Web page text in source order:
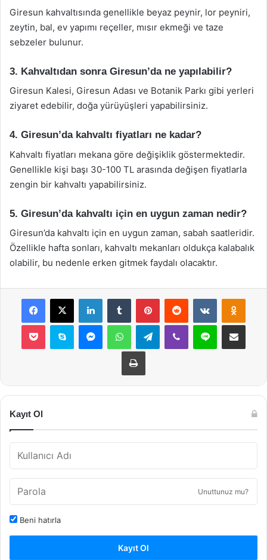
Giresun kahvaltısında genellikle beyaz peynir, lor peyniri,
zeytin, bal, ev yapımı reçeller, mısır ekmeği ve taze
sebzeler bulunur.
3. Kahvaltıdan sonra Giresun’da ne yapılabilir?
Giresun Kalesi, Giresun Adası ve Botanik Parkı gibi yerleri
ziyaret edebilir, doğa yürüyüşleri yapabilirsiniz.
4. Giresun’da kahvaltı fiyatları ne kadar?
Kahvaltı fiyatları mekana göre değişiklik göstermektedir.
Genellikle kişi başı 30-100 TL arasında değişen fiyatlarla
zengin bir kahvaltı yapabilirsiniz.
5. Giresun’da kahvaltı için en uygun zaman nedir?
Giresun’da kahvaltı için en uygun zaman, sabah saatleridir.
Özellikle hafta sonları, kahvaltı mekanları oldukça kalabalık
olabilir, bu nedenle erken gitmek faydalı olacaktır.
Facebook
X LinkedInTumblr PinterestReddit VKontakte
Pocket Skype MessengerWhatsAppTelegramViber Line E-Posta ile
Yazdır
Kayıt Ol
Unuttunuz mu?
Beni hatırla
Kayıt Ol